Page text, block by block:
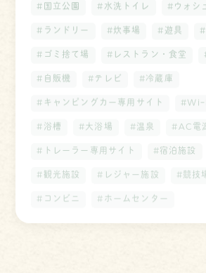
#国立公園 #水洗トイレ #ウォシ
#ランドリー #炊事場 #遊具
#ゴミ捨て場 #レストラン・食堂
#自販機 #テレビ #冷蔵庫
#キャンピングカー専用サイト #Wiｰ
#浴槽 #大浴場 #温泉 #AC電
#トレーラー専用サイト #宿泊施設
#観光施設 #レジャー施設 #競技
#コンビニ #ホームセンター